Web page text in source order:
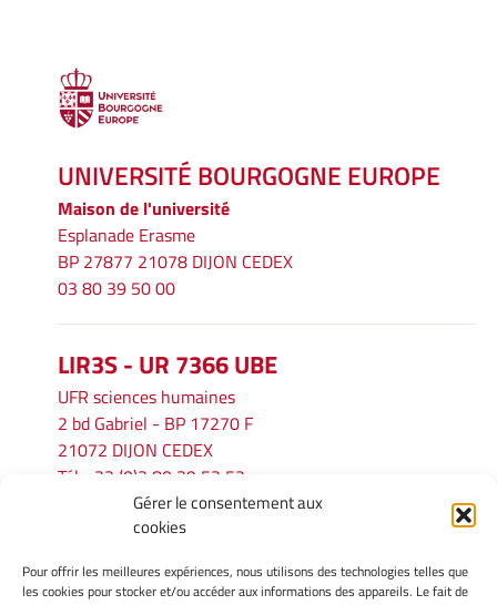
Gérer le consentement aux
cookies
Pour offrir les meilleures expériences, nous utilisons des technologies telles que
les cookies pour stocker et/ou accéder aux informations des appareils. Le fait de
UNIVERSITÉ BOURGOGNE EUROPE
Maison de l'université
Esplanade Erasme
BP 27877 21078 DIJON CEDEX
03 80 39 50 00
LIR3S - UR 7366 UBE
UFR sciences humaines
2 bd Gabriel - BP 17270 F
21072 DIJON CEDEX
Tél. : 33 (0)3 80 39 53 52
lir3s@u-bourgogne.fr
INFORMATIONS LÉGALES